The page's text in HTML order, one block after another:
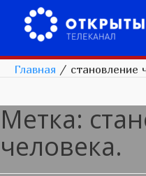
Главная / становление
Метка:
человека.